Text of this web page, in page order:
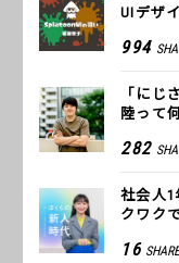
UIデザ
994
「にじ
陸って
COLOR
282
社会人1
クワク
つけた
16